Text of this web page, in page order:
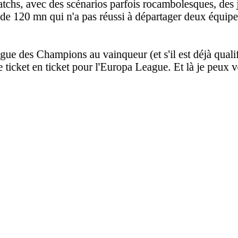
avec des scénarios parfois rocambolesques,
120 mn qui n'a pas réussi à départager deux
des Champions au vainqueur (et s'il est déjà
en ticket pour l'Europa League. Et là je peux